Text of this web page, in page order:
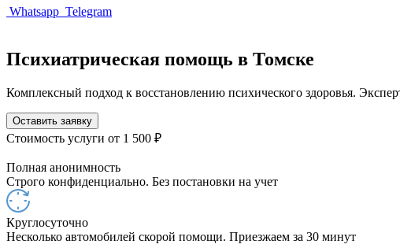
Whatsapp Telegram
Психиатрическая помощь в Томске
Комплексный подход к восстановлению психического здоровья.
Оставить заявку
Стоимость услуги от 1 500 ₽
Полная анонимность
Строго конфиденциально. Без постановки на учет
Круглосуточно
Несколько автомобилей скорой помощи. Приезжаем за 30 минут